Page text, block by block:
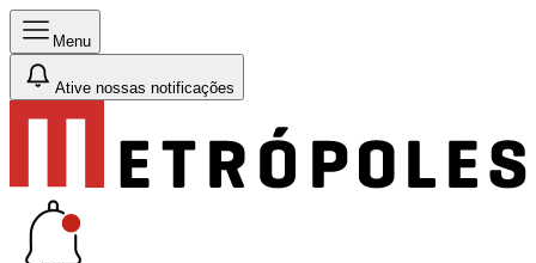
Menu
Ative nossas notificações